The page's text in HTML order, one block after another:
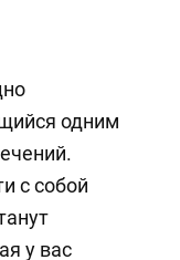
одним
с собой
у вас